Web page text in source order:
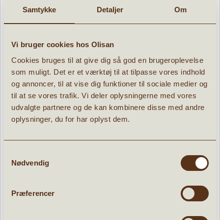
Samtykke Detaljer Om
Vi bruger cookies hos Olisan
Cookies bruges til at give dig så god en brugeroplevelse
som muligt. Det er et værktøj til at tilpasse vores indhold
og annoncer, til at vise dig funktioner til sociale medier og
til at se vores trafik. Vi deler oplysningerne med vores
udvalgte partnere og de kan kombinere disse med andre
oplysninger, du for har oplyst dem.
Nødvendig
Præferencer
Mineraler Plakat A2
» læs mere
79,96 kr.
99,95kr.
Tilbud